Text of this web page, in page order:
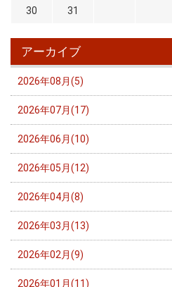
30 31
アーカイブ
2026年08月(5)
2026年07月(17)
2026年06月(10)
2026年05月(12)
2026年04月(8)
2026年03月(13)
2026年02月(9)
2026年01月(11)